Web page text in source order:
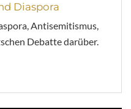
Diaspora
Antisemitismus,
Debatte darüber.